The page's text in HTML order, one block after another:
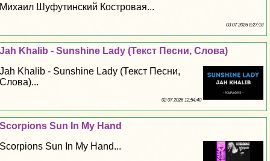
Михаил Шуфутинский Костровая...
03 07 2026 8:27:18
Jah Khalib - Sunshine Lady (Текст Песни, Слова)
Jah Khalib - Sunshine Lady (Текст Песни,
Слова)...
02 07 2026 12:54:40
Scorpions Sun In My Hand
Scorpions Sun In My Hand...